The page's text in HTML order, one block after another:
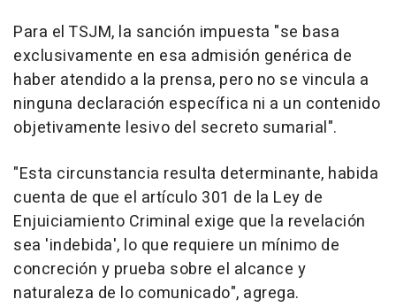
Para el TSJM, la sanción impuesta "se basa
exclusivamente en esa admisión genérica de
haber atendido a la prensa, pero no se vincula a
ninguna declaración específica ni a un contenido
objetivamente lesivo del secreto sumarial".
"Esta circunstancia resulta determinante, habida
cuenta de que el artículo 301 de la Ley de
Enjuiciamiento Criminal exige que la revelación
sea 'indebida', lo que requiere un mínimo de
concreción y prueba sobre el alcance y
naturaleza de lo comunicado", agrega.